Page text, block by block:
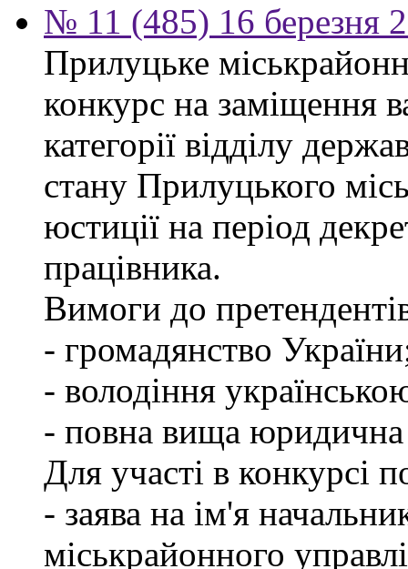
№ 11 (485) 16 березня
Прилуцьке
конкурс на заміщення
категорії відділу
стану Прилуцького
юстиції на період
працівника.
Вимоги до
- громадянство
- володіння
- повна вища юридична
Для участі в конкурсі
- заява на ім'я
міськрайонного